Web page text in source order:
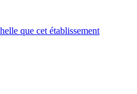
que cet établissement